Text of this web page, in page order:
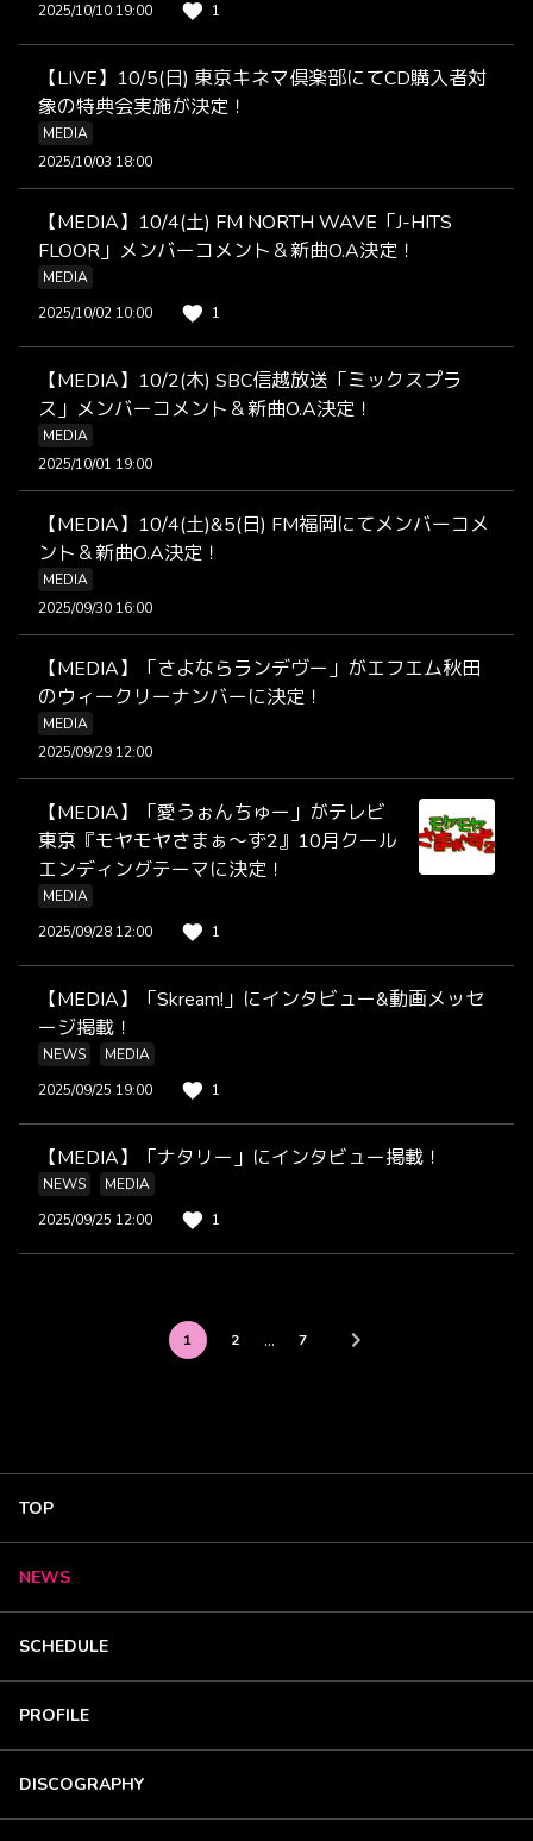
2025/10/10 19:00
1
【LIVE】10/5(日) 東京キネマ倶楽部にてCD購⼊者対
象の特典会実施が決定！
MEDIA
2025/10/03 18:00
【MEDIA】10/4(土) FM NORTH WAVE「J-HITS
FLOOR」メンバーコメント＆新曲O.A決定！
MEDIA
2025/10/02 10:00
1
【MEDIA】10/2(木) SBC信越放送「ミックスプラ
ス」メンバーコメント＆新曲O.A決定！
MEDIA
2025/10/01 19:00
【MEDIA】10/4(土)&5(日) FM福岡にてメンバーコメ
ント＆新曲O.A決定！
MEDIA
2025/09/30 16:00
【MEDIA】「さよならランデヴー」がエフエム秋田
のウィークリーナンバーに決定！
MEDIA
2025/09/29 12:00
【MEDIA】「愛うぉんちゅー」がテレビ
東京『モヤモヤさまぁ～ず2』10月クール
エンディングテーマに決定！
MEDIA
2025/09/28 12:00
1
【MEDIA】「Skream!」にインタビュー&動画メッセ
ージ掲載！
NEWS
MEDIA
2025/09/25 19:00
1
【MEDIA】「ナタリー」にインタビュー掲載！
NEWS
MEDIA
2025/09/25 12:00
1
1 2 … 7
TOP
NEWS
SCHEDULE
PROFILE
DISCOGRAPHY